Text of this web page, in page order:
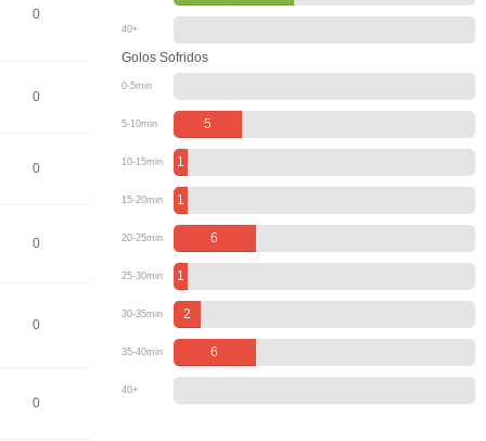
0
0
0
0
0
0
40+
Golos Sofridos
0-5min
5-10min 5
10-15min 1
15-20min 1
20-25min 6
25-30min 1
30-35min 2
35-40min 6
40+